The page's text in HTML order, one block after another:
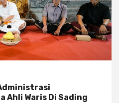
Ahli Waris Di Sading